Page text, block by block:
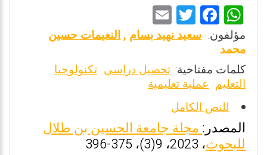
W
h
at
s
A
p
p
F
a
b
o
o
k
T
wi
er
m
l
مؤلفون: سعيد نهيد بسام ,النعيمات حسين
محمد
كلمات مفتاحية: تحصيل دراسي تكنولوجيا
التعليم عملية تعليمية
للنص الكامل
المصدر:مجلة جامعة الحسين بن طلال
للبحوث، 2023، 9(3)، 375-396